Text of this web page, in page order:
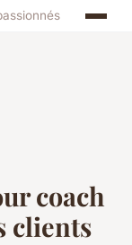
coach
clients